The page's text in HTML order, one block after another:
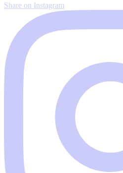
Share on Instagram